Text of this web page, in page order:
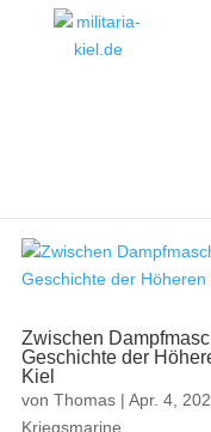
Kiel
Zwischen
Geschichte der
Kiel
von Thomas| Apr. 4,
Kriegsmarine